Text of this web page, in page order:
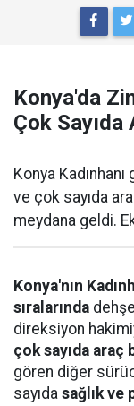
Konya'da
Çok
Konya
ve çok sayıda
meydana geldi.
Konya'nın
sıralarında
direksiyon
çok sayıda
gören diğer
sayıda sağlık ve